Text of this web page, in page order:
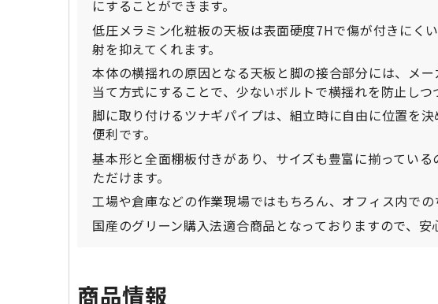
にすることができます。
低圧メラミン化粧板の天板は表面硬度7Hで傷が付きにく
射を抑えてくれます。
本体の横揺れの原因となる天板と脚の接合部分には、メ
当て方式にすることで、少ないボルトで横揺れを防止しつ
脚に取り付けるツナギパイプは、組立時に自由に位置を
便利です。
基本形と全面棚板付きがあり、サイズも豊富に揃ってい
ただけます。
工場や倉庫などの作業現場ではもちろん、オフィス内での
国産のグリーン購入法適合商品となっておりますので、安
商品情報